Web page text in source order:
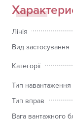
дельтоподібні й
відвідні та
сідничні м'язи.
Лінія
Вид застосування
Категорії
Тип навантаження
Тип вправ
Вага вантажного